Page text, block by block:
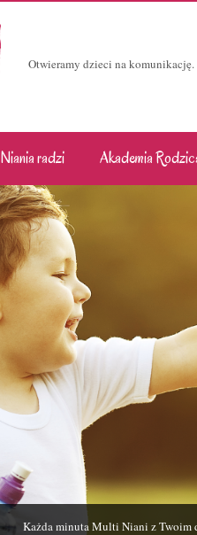
Otwieramy dzieci na
Niania radzi Akademia
Każda minuta Multi Niani z Twoim